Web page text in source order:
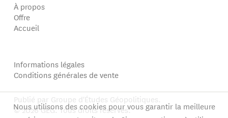
À propos
Offre
Accueil
Informations légales
Conditions générales de vente
Publié par Groupe d'Études Géopolitiques.
© 2026 GEG. Tous droits réservés.
Nous utilisons des cookies pour vous garantir la meilleure